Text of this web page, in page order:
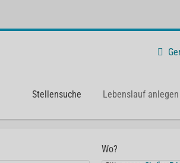
Stellensuche Lebenslauf anlegen
Wo?